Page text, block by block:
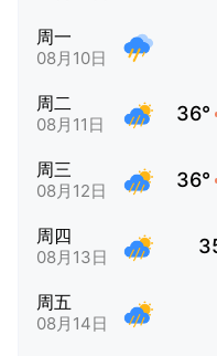
周一
08月10日
周二
08月11日 36°
周三
08月12日 36°
周四
08月13日
周五
08月14日